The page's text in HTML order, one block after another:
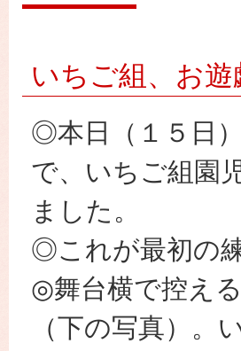
いちご組、お
◎本日（１５日
で、いちご組園
ました。
◎これが最初の
◎舞台横で控え
（下の写真）。